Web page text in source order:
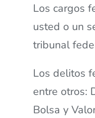
Los cargos
usted o un
tribunal
Los delitos
entre otros:
Bolsa y